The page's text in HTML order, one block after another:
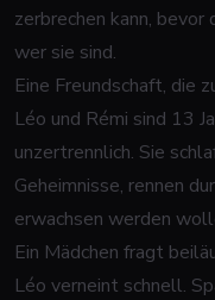
zerbrechen kann, bevor
wer sie sind.
Eine Freundschaft, die
Léo und Rémi sind 13
unzertrennlich. Sie
Geheimnisse, rennen
erwachsen werden
Ein Mädchen fragt
Léo verneint schnell.